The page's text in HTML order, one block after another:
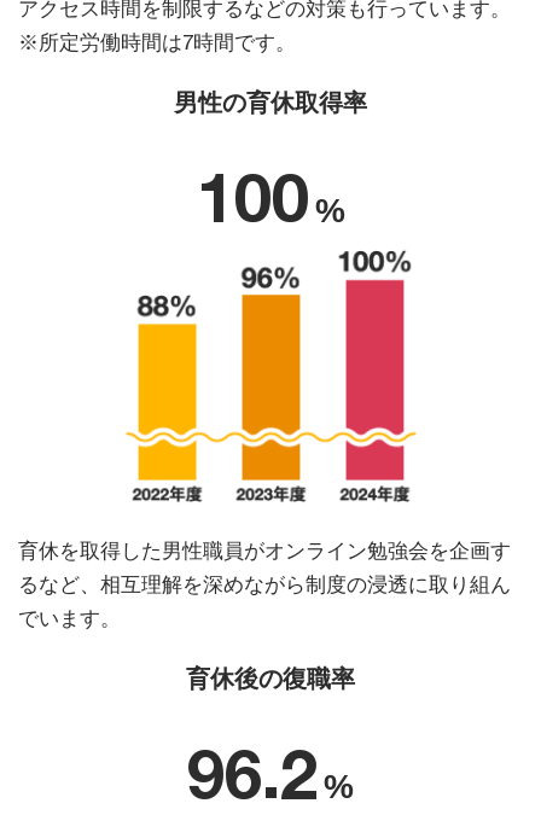
アクセス時間を制限するなどの対策も行っています。
※所定労働時間は7時間です。
男性の育休取得率
100%
育休を取得した男性職員がオンライン勉強会を企画す
るなど、相互理解を深めながら制度の浸透に取り組ん
でいます。
育休後の復職率
96.2%